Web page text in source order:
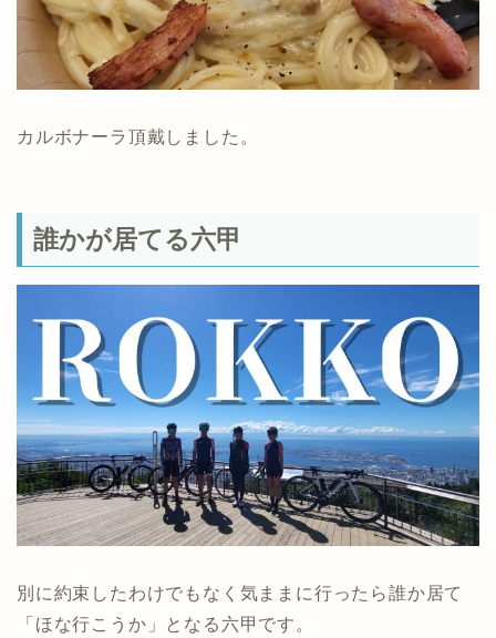
カルボナーラ頂戴しました。
誰かが居てる六甲
別に約束したわけでもなく気ままに行ったら誰か居て
「ほな行こうか」となる六甲です。